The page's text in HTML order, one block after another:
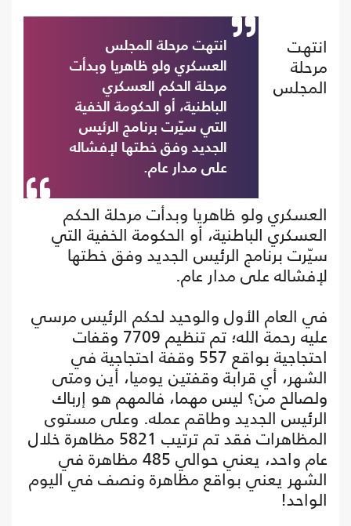
انتهت مرحلة المجلس
العسكري ولو ظاهريا وبدأت
مرحلة الحكم العسكري
الباطنية، أو الحكومة الخفية
التي سيّرت برنامج الرئيس
الجديد وفق خطتها لإفشاله
على مدار عام.
انتهت
مرحلة
المجلس
العسكري ولو ظاهريا وبدأت مرحلة الحكم
العسكري الباطنية، أو الحكومة الخفية التي
سيّرت برنامج الرئيس الجديد وفق خطتها
لإفشاله على مدار عام.
في العام الأول والوحيد لحكم الرئيس مرسي
عليه رحمة الله؛ تم تنظيم 7709 وقفات
احتجاجية بواقع 557 وقفة احتجاجية في
الشهر، أي قرابة وقفتين يوميا، أين ومتى
ولصالح من؟ ليس مهما، فالمهم هو إرباك
الرئيس الجديد وطاقم عمله. وعلى مستوى
المظاهرات فقد تم ترتيب 5821 مظاهرة خلال
عام واحد، يعني حوالي 485 مظاهرة في
الشهر يعني بواقع مظاهرة ونصف في اليوم
الواحد!